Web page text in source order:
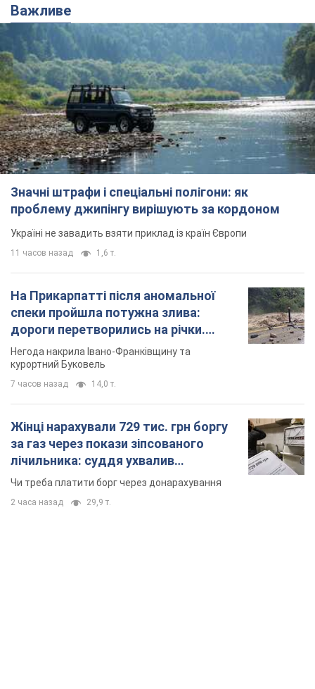
Важливе
Значні штрафи і спеціальні полігони: як
проблему джипінгу вирішують за кордоном
Україні не завадить взяти приклад із країн Європи
11 часов назад 1,6 т.
На Прикарпатті після аномальної
спеки пройшла потужна злива:
дороги перетворились на річки.
Відео
Негода накрила Івано-Франківщину та
курортний Буковель
7 часов назад 14,0 т.
Жінці нарахували 729 тис. грн боргу
за газ через покази зіпсованого
лічильника: суддя ухвалив
неочікуване рішення
Чи треба платити борг через донарахування
2 часа назад 29,9 т.